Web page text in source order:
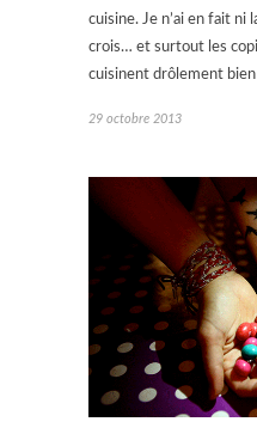
cuisine. Je n’ai en fait ni
crois… et surtout les
cuisinent drôlement
29 octobre 2013